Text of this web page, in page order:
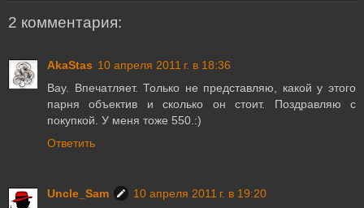
2 комментария:
AkaStas 10 апреля 2011 г. в 18:36
Вау. Впечатляет. Только не представляю, какой у этого
парня объектив и сколько он стоит. Поздравляю с
покупкой. У меня тоже 550.:)
Ответить
Uncle_Sam
10 апреля 2011 г. в 19:20